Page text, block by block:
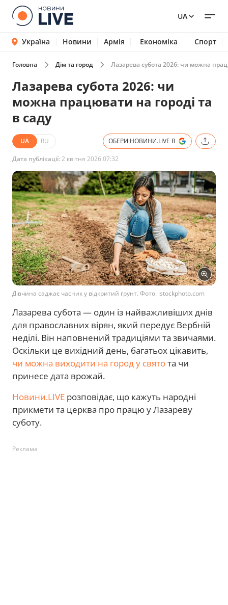
UA
Україна Новини Армія Економіка Спорт
Головна Дім та город Лазарева субота 2026: чи можна
Лазарева субота 2026: чи
можна працювати на городі та
в саду
UA RU ОБЕРИ НОВИНИ.LIVE В
Дата публікації:2 квітня 2026 07:32
Дівчина саджає часник у відкритий ґрунт. Фото: istockphoto.com
Лазарева субота — один із найважливіших днів
для православних вірян, який передує Вербній
неділі. Він наповнений традиціями та звичаями.
Оскільки це вихідний день, багатьох цікавить,
чи можна виходити на город у святота чи
принесе дата врожай.
Новини.LIVE розповідає, що кажуть народні
прикмети та церква про працю у Лазареву
суботу.
Реклама